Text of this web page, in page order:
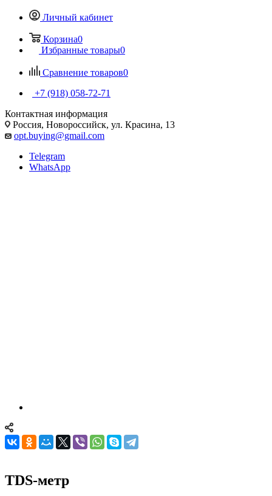
Личный кабинет
Корзина0
Избранные товары0
Сравнение товаров0
+7 (918) 058-72-71
Контактная информация
Россия, Новороссийск, ул. Красина, 13
opt.buying@gmail.com
Telegram
WhatsApp
TDS-метр